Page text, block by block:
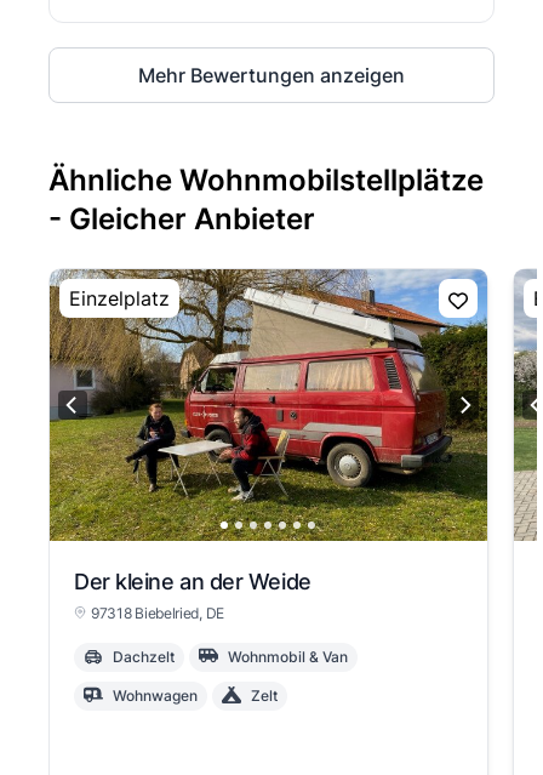
Mehr Bewertungen anzeigen
Ähnliche Wohnmobilstellplätze
- Gleicher Anbieter
Einzelplatz
Der kleine an der Weide
97318 Biebelried, DE
Dachzelt Wohnmobil & Van
Wohnwagen Zelt